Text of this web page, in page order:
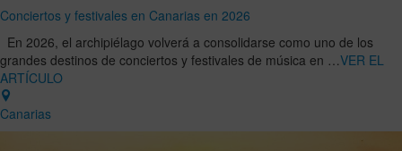
Conciertos y festivales en Canarias en 2026
En 2026, el archipiélago volverá a consolidarse como uno de los
grandes destinos de conciertos y festivales de música en …VER EL
ARTÍCULO
Canarias